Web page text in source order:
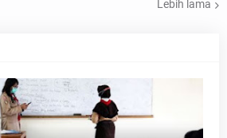
Lebih lama